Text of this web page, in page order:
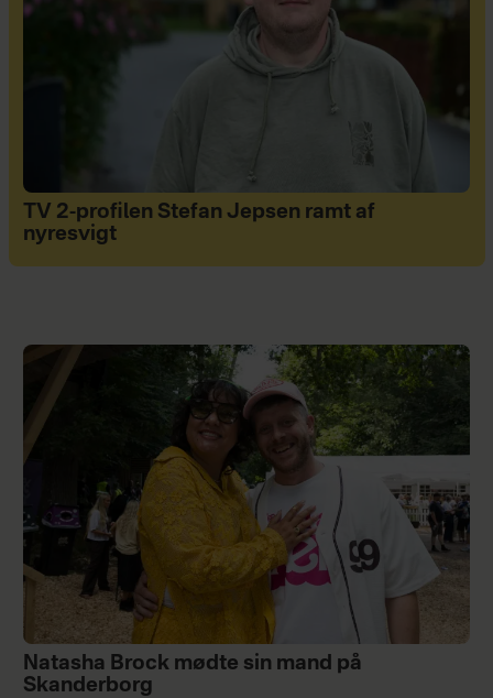
TV 2-profilen Stefan Jepsen ramt af
nyresvigt
Natasha Brock mødte sin mand på
Skanderborg